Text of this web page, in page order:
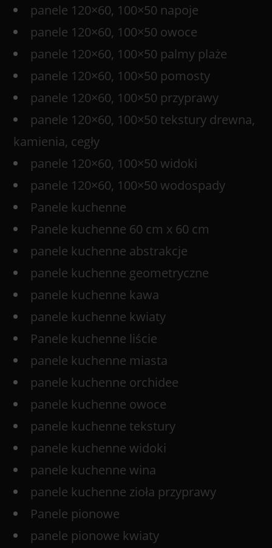
panele 120×60, 100×50 napoje
panele 120×60, 100×50 owoce
panele 120×60, 100×50 palmy plaże
panele 120×60, 100×50 pomosty
panele 120×60, 100×50 przyprawy
panele 120×60, 100×50 tekstury drewna,
kamienia, cegły
panele 120×60, 100×50 widoki
panele 120×60, 100×50 wodospady
Panele kuchenne
Panele kuchenne 60 cm x 60 cm
panele kuchenne abstrakcje
panele kuchenne geometryczne
panele kuchenne kawa
panele kuchenne kwiaty
Panele kuchenne liście
panele kuchenne miasta
panele kuchenne orchidee
panele kuchenne owoce
panele kuchenne tekstury
panele kuchenne widoki
panele kuchenne wina
panele kuchenne zioła przyprawy
Panele pionowe
panele pionowe kwiaty